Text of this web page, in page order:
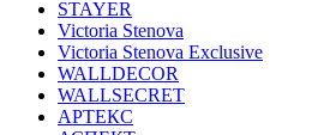
STAYER
Victoria Stenova
Victoria Stenova Exclusive
WALLDECOR
WALLSECRET
АРТЕКС